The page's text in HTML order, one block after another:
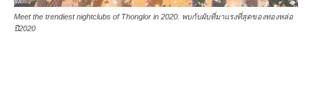
Meet the trendiest nightclubs of Thonglor in 2020. พบกับผับที่มาแรงที่สุดของทองหล่อ
ปี2020